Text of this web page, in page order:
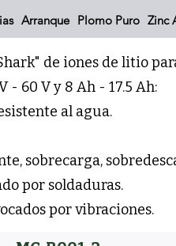
Arranque Plomo Puro Zinc
de iones de litio
- 60 V y 8 Ah - 17.5 Ah:
al agua.
sobrecarga,
por soldaduras.
por vibraciones.